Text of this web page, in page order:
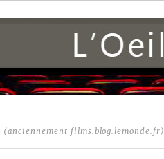
(anciennement films.blog.lemonde.fr)